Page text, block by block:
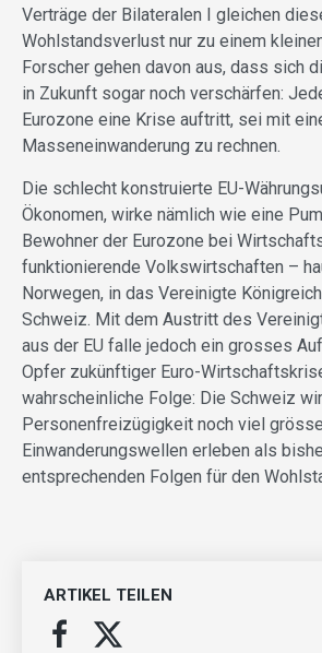
Verträge der Bilateralen I gleichen
Wohlstandsverlust nur zu einem
Forscher gehen davon aus, dass sich
in Zukunft sogar noch verschärfen:
Eurozone eine Krise auftritt, sei mit
Masseneinwanderung zu rechnen.
Die schlecht konstruierte EU-
Ökonomen, wirke nämlich wie eine
Bewohner der Eurozone bei
funktionierende Volkswirtschaften –
Norwegen, in das Vereinigte
Schweiz. Mit dem Austritt des
aus der EU falle jedoch ein grosses
Opfer zukünftiger Euro-
wahrscheinliche Folge: Die Schweiz
Personenfreizügigkeit noch viel
Einwanderungswellen erleben als
entsprechenden Folgen für den
ARTIKEL TEILEN